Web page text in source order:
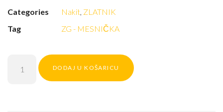
Categories
Nakit ZLATNIK
Tag
ZG - MESNIČKA
DODAJ U KOŠARICU